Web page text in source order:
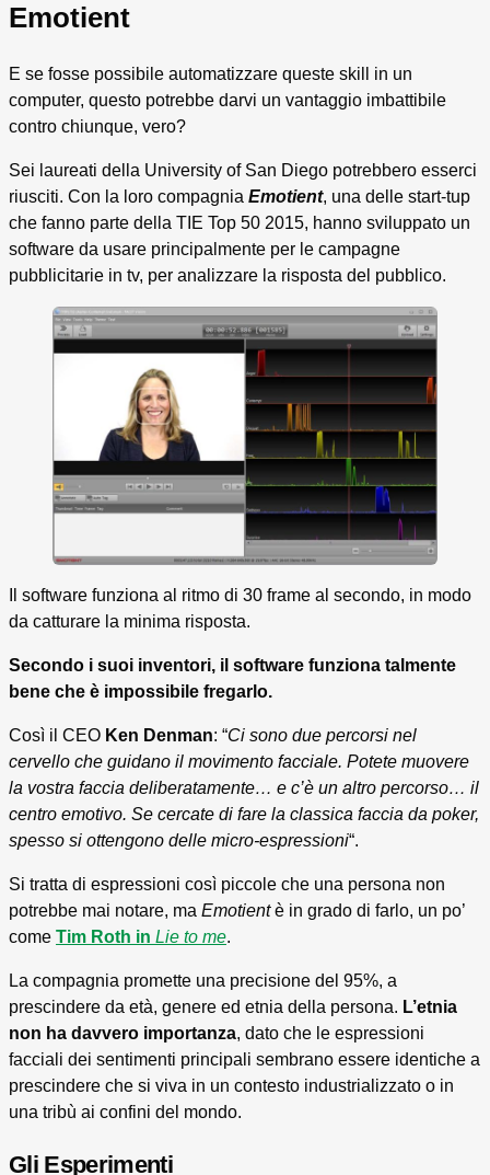
Emotient
E se fosse possibile automatizzare queste skill in un
computer, questo potrebbe darvi un vantaggio imbattibile
contro chiunque, vero?
Sei laureati della University of San Diego potrebbero esserci
riusciti. Con la loro compagnia Emotient, una delle start-tup
che fanno parte della TIE Top 50 2015, hanno sviluppato un
software da usare principalmente per le campagne
pubblicitarie in tv, per analizzare la risposta del pubblico.
Il software funziona al ritmo di 30 frame al secondo, in modo
da catturare la minima risposta.
Secondo i suoi inventori, il software funziona talmente
bene che è impossibile fregarlo.
Così il CEO Ken Denman: “Ci sono due percorsi nel
cervello che guidano il movimento facciale. Potete muovere
la vostra faccia deliberatamente… e c’è un altro percorso… il
centro emotivo. Se cercate di fare la classica faccia da poker,
spesso si ottengono delle micro-espressioni“.
Si tratta di espressioni così piccole che una persona non
potrebbe mai notare, ma Emotientè in grado di farlo, un po’
come Tim Roth in Lie to me.
La compagnia promette una precisione del 95%, a
prescindere da età, genere ed etnia della persona. L’etnia
non ha davvero importanza, dato che le espressioni
facciali dei sentimenti principali sembrano essere identiche a
prescindere che si viva in un contesto industrializzato o in
una tribù ai confini del mondo.
Gli Esperimenti